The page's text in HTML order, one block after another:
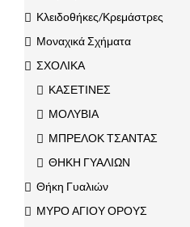
Κλειδοθήκες/Κρεμάστρες
Μοναχικά Σχήματα
ΣΧΟΛΙΚΑ
ΚΑΣΕΤΙΝΕΣ
ΜΟΛΥΒΙΑ
ΜΠΡΕΛΟΚ ΤΣΑΝΤΑΣ
ΘΗΚΗ ΓΥΑΛΙΩΝ
Θήκη Γυαλιών
ΜΥΡΟ ΑΓΙΟΥ ΟΡΟΥΣ